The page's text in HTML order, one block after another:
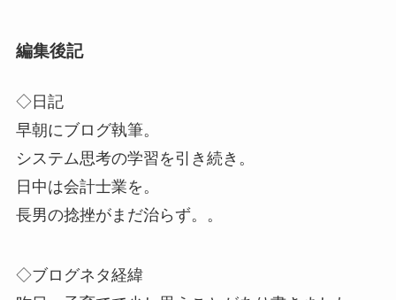
編集後記
◇日記
早朝にブログ執筆。
システム思考の学習を引き続き。
日中は会計士業を。
長男の捻挫がまだ治らず。。
◇ブログネタ経緯